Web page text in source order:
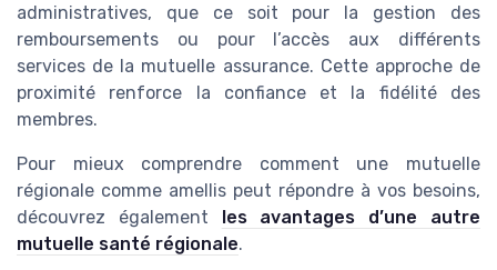
administratives, que ce soit pour la gestion des
remboursements ou pour l’accès aux différents
services de la mutuelle assurance. Cette approche de
proximité renforce la confiance et la fidélité des
membres.
Pour mieux comprendre comment une mutuelle
régionale comme amellis peut répondre à vos besoins,
découvrez également les avantages d’une autre
mutuelle santé régionale.